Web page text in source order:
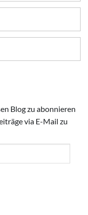
Blog zu abonnieren
via E-Mail zu